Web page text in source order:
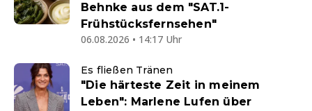
Behnke aus dem "SAT.1-
Frühstücksfernsehen"
06.08.2026 • 14:17 Uhr
Es fließen Tränen
"Die härteste Zeit in meinem
Leben": Marlene Lufen über